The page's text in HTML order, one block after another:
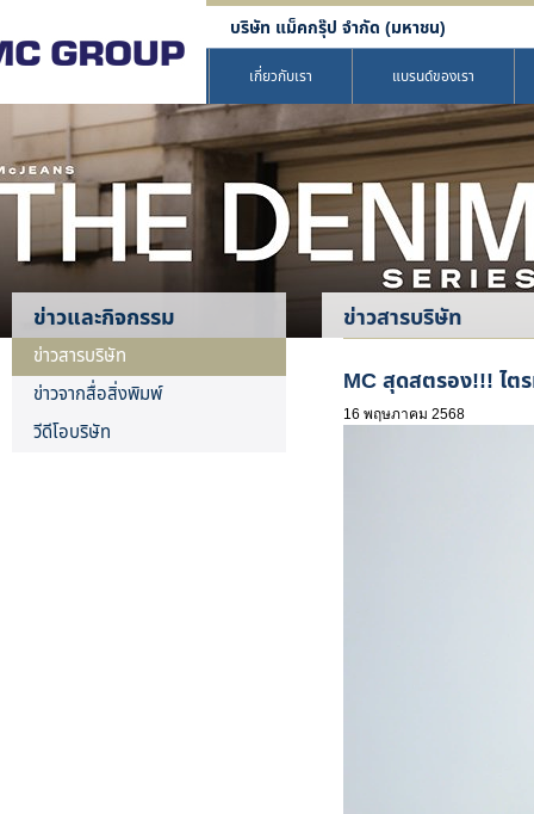
บริษัท แม็คกรุ๊ป จำกัด (มหาชน)
เกี่ยวกับเรา แบรนด์ของเรา
ข่าวและกิจกรรม
ข่าวสารบริษัท
ข่าวจากสื่อสิ่งพิมพ์
วีดีโอบริษัท
ข่าวสารบริษัท
MC สุดสตรอง!!! ไต
16 พฤษภาคม 2568